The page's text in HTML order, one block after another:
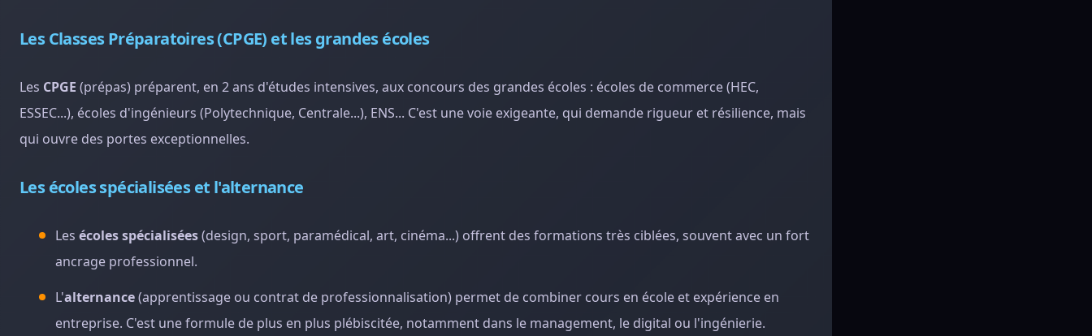
Les Classes Préparatoires (CPGE) et les grandes écoles
Les CPGE (prépas) préparent, en 2 ans d'études intensives, aux concours des grandes écoles : écoles de commerce (HEC,
ESSEC...), écoles d'ingénieurs (Polytechnique, Centrale...), ENS... C'est une voie exigeante, qui demande rigueur et résilience, mais
qui ouvre des portes exceptionnelles.
Les écoles spécialisées et l'alternance
Les écoles spécialisées(design, sport, paramédical, art, cinéma...) offrent des formations très ciblées, souvent avec un fort
ancrage professionnel.
L'alternance(apprentissage ou contrat de professionnalisation) permet de combiner cours en école et expérience en
entreprise. C'est une formule de plus en plus plébiscitée, notamment dans le management, le digital ou l'ingénierie.